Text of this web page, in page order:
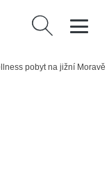
Vyhledávání
pobyt na jižní Moravě